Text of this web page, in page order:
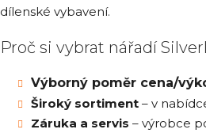
dílenské vybavení.
Proč si vybrat nářadí
Výborný poměr cena/
Široký sortiment – v
Záruka a servis – výrobce